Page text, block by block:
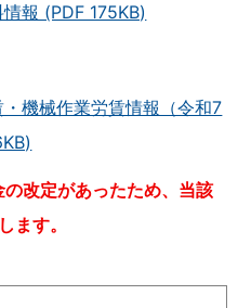
報 (PDF 175KB)
機械作業労賃情報（令和7
改定があったため、当該
ます。